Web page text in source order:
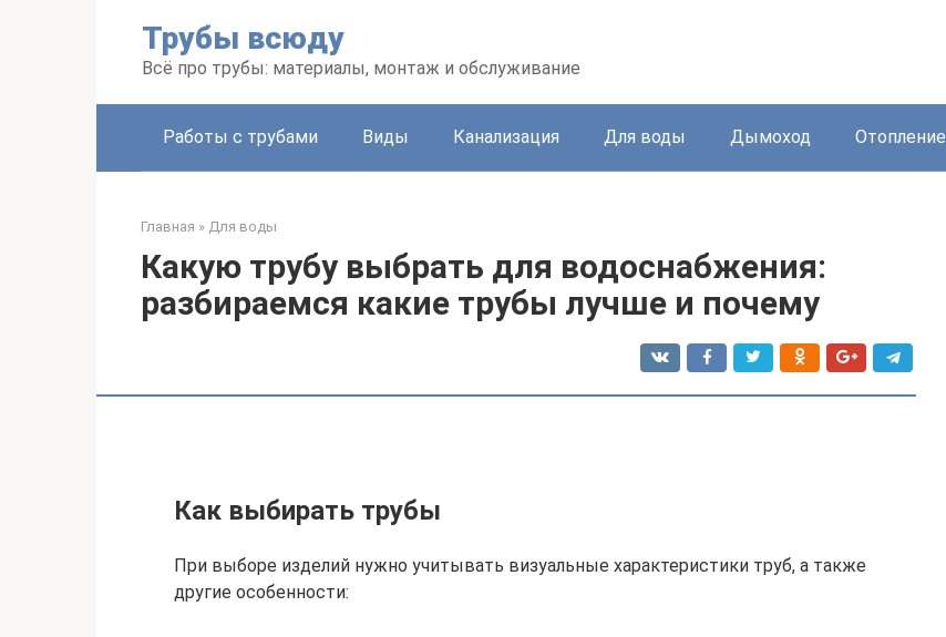
Трубы всюду
Всё про трубы: материалы, монтаж и обслуживание
Работы с трубами Виды Канализация Для воды Дымоход Отопление
Главная » Для воды
Какую трубу выбрать для водоснабжения:
разбираемся какие трубы лучше и почему
Как выбирать трубы
При выборе изделий нужно учитывать визуальные характеристики труб, а также
другие особенности: